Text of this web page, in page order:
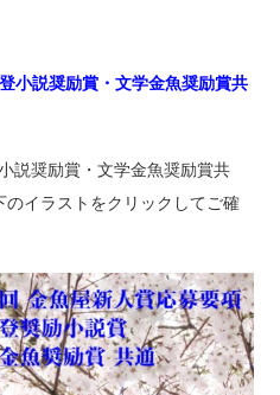
小説奨励賞・文学金魚奨励賞共
説奨励賞・文学金魚奨励賞共
イラストをクリックしてご確